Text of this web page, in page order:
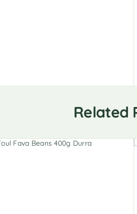
Related